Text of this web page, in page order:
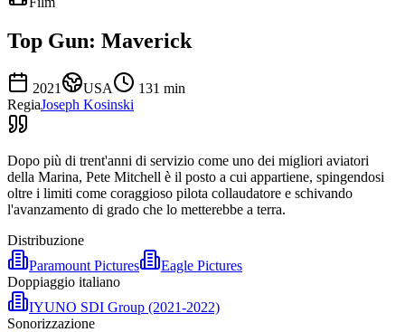
Top Gun: Maverick
2021 USA 131 min
RegiaJoseph Kosinski
Dopo più di trent'anni di servizio come uno dei migliori aviatori
della Marina, Pete Mitchell è il posto a cui appartiene, spingendosi
oltre i limiti come coraggioso pilota collaudatore e schivando
l'avanzamento di grado che lo metterebbe a terra.
Distribuzione
Paramount Pictures
Eagle Pictures
Doppiaggio italiano
IYUNO SDI Group (2021-2022)
Sonorizzazione